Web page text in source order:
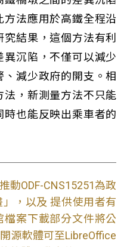
方法應用於高鐵全程沿
結果，這個方法有利
沉陷，不僅可以減少
、減少政府的開支。相
法，新測量方法不只能
也能反映出乘車者的
動ODF-CNS15251為政
，以及 提供使用者有
檔案下載部分文件將公
源軟體可至LibreOffice